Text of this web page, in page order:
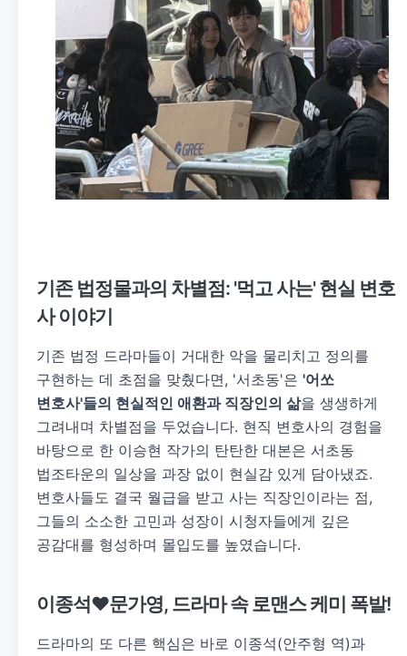
기존 법정물과의 차별점: '먹고 사는' 현실 변호
사 이야기
기존 법정 드라마들이 거대한 악을 물리치고 정의를
구현하는 데 초점을 맞췄다면, '서초동'은 '어쏘
변호사'들의 현실적인 애환과 직장인의 삶을 생생하게
그려내며 차별점을 두었습니다. 현직 변호사의 경험을
바탕으로 한 이승현 작가의 탄탄한 대본은 서초동
법조타운의 일상을 과장 없이 현실감 있게 담아냈죠.
변호사들도 결국 월급을 받고 사는 직장인이라는 점,
그들의 소소한 고민과 성장이 시청자들에게 깊은
공감대를 형성하며 몰입도를 높였습니다.
이종석♥문가영, 드라마 속 로맨스 케미 폭발!
드라마의 또 다른 핵심은 바로 이종석(안주형 역)과